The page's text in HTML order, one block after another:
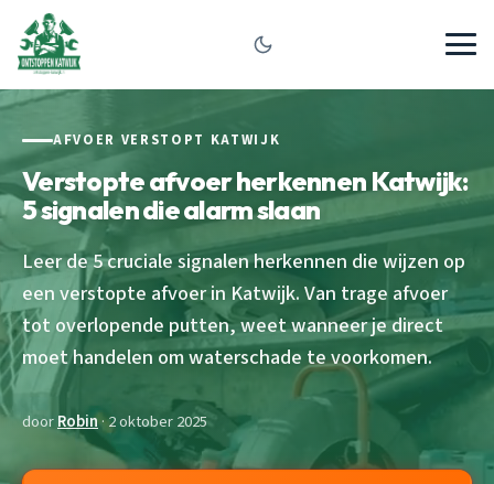
AFVOER VERSTOPT KATWIJK
Verstopte afvoer herkennen Katwijk:
5 signalen die alarm slaan
Leer de 5 cruciale signalen herkennen die wijzen op
een verstopte afvoer in Katwijk. Van trage afvoer
tot overlopende putten, weet wanneer je direct
moet handelen om waterschade te voorkomen.
doorRobin· 2 oktober 2025